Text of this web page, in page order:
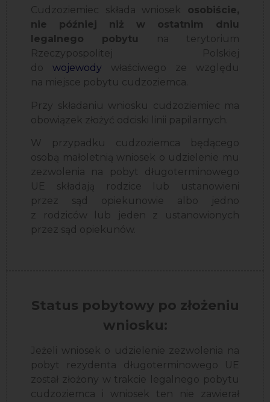
Cudzoziemiec składa wniosek osobiście,
nie później niż w ostatnim dniu
legalnego pobytu
na terytorium
Rzeczypospolitej Polskiej
do wojewody właściwego ze względu
na miejsce pobytu cudzoziemca.
Przy składaniu wniosku cudzoziemiec ma
obowiązek złożyć odciski linii papilarnych.
W przypadku cudzoziemca będącego
osobą małoletnią wniosek o udzielenie mu
zezwolenia na pobyt długoterminowego
UE składają rodzice lub ustanowieni
przez sąd opiekunowie albo jedno
z rodziców lub jeden z ustanowionych
przez sąd opiekunów.
Status pobytowy po złożeniu
wniosku:
Jeżeli wniosek o udzielenie zezwolenia na
pobyt rezydenta długoterminowego UE
został złożony w trakcie legalnego pobytu
cudzoziemca i wniosek ten nie zawierał